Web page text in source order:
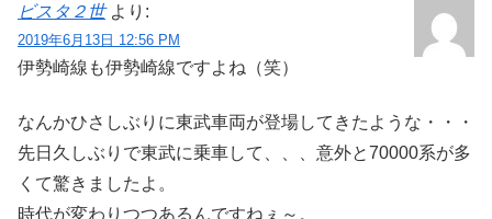
ビスタ２世 より:
2019年6月13日 12:56 PM
伊勢崎線も伊勢崎線ですよね（笑）
なんかひさしぶりに東武車両が登場してきたような・・・
先日久しぶりで東武に乗車して、、、意外と70000系が多
くて驚きましたよ。
時代が変わりつつあるんですねぇ～。